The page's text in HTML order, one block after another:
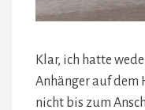
Klar, ich hatte
Anhänger auf dem
nicht bis zum